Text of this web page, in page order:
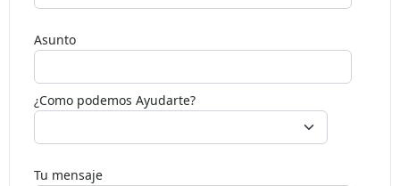
por
Asunto
¿Como podemos Ayudarte?
Tu mensaje